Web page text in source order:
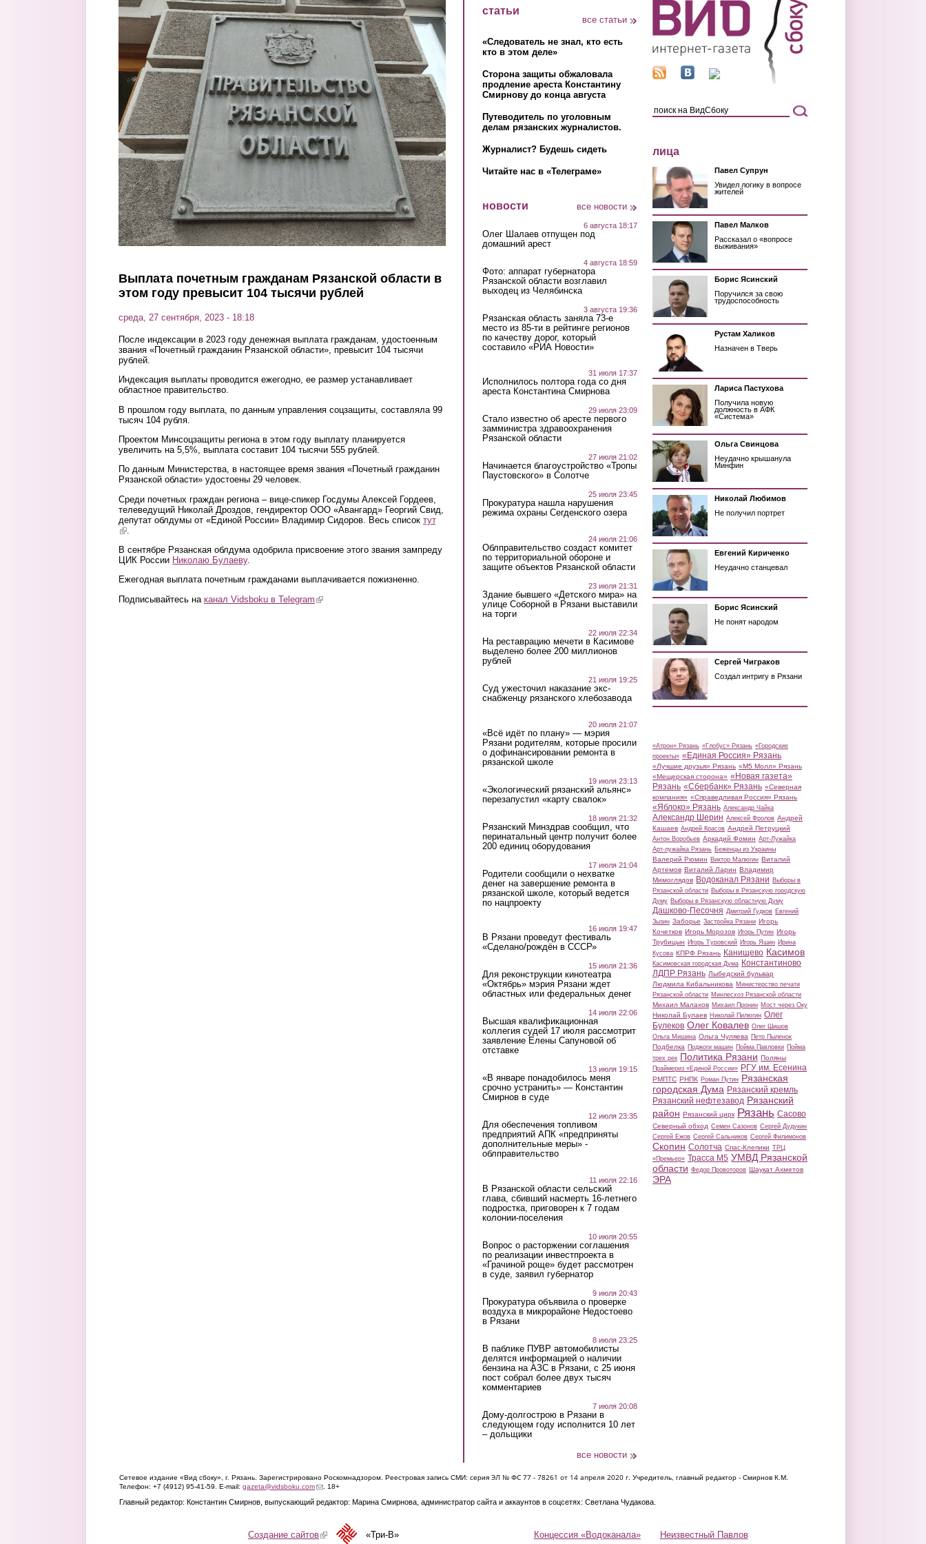
Перейти к основному содержанию
Выплата почетным гражданам Рязанской области в
этом году превысит 104 тысячи рублей
среда, 27 сентября, 2023 - 18:18
После индексации в 2023 году денежная выплата гражданам, удостоенным
звания «Почетный гражданин Рязанской области», превысит 104 тысячи
рублей.
Индексация выплаты проводится ежегодно, ее размер устанавливает
областное правительство.
В прошлом году выплата, по данным управления соцзащиты, составляла 99
тысяч 104 рубля.
Проектом Минсоцзащиты региона в этом году выплату планируется
увеличить на 5,5%, выплата составит 104 тысячи 555 рублей.
По данным Министерства, в настоящее время звания «Почетный гражданин
Рязанской области» удостоены 29 человек.
Среди почетных граждан региона – вице-спикер Госдумы Алексей Гордеев,
телеведущий Николай Дроздов, гендиректор ООО «Авангард» Георгий Свид,
депутат облдумы от «Единой России» Владимир Сидоров. Весь список тут
(link is external)
В сентябре Рязанская облдума одобрила присвоение этого звания зампреду
ЦИК России Николаю Булаеву.
Ежегодная выплата почетным гражданами выплачивается пожизненно.
Подписывайтесь на канал Vidsboku в Telegram (link is external)
статьи
все статьи
«Следователь не знал, кто есть
кто в этом деле»
Сторона защиты обжаловала
продление ареста Константину
Смирнову до конца августа
Путеводитель по уголовным
делам рязанских журналистов.
Журналист? Будешь сидеть
Читайте нас в «Телеграме»
новости все новости
6 августа 18:17
Олег Шалаев отпущен под
домашний арест
4 августа 18:59
Фото: аппарат губернатора
Рязанской области возглавил
выходец из Челябинска
3 августа 19:36
Рязанская область заняла 73-е
место из 85-ти в рейтинге регионов
по качеству дорог, который
составило «РИА Новости»
31 июля 17:37
Исполнилось полтора года со дня
ареста Константина Смирнова
29 июля 23:09
Стало известно об аресте первого
замминистра здравоохранения
Рязанской области
27 июля 21:02
Начинается благоустройство «Тропы
Паустовского» в Солотче
25 июля 23:45
Прокуратура нашла нарушения
режима охраны Сегденского озера
24 июля 21:06
Облправительство создаст комитет
по территориальной обороне и
защите объектов Рязанской области
23 июля 21:31
Здание бывшего «Детского мира» на
улице Соборной в Рязани выставили
на торги
22 июля 22:34
На реставрацию мечети в Касимове
выделено более 200 миллионов
рублей
21 июля 19:25
Суд ужесточил наказание экс-
снабженцу рязанского хлебозавода
20 июля 21:07
«Всё идёт по плану» — мэрия
Рязани родителям, которые просили
о дофинансировании ремонта в
рязанской школе
19 июля 23:13
«Экологический рязанский альянс»
перезапустил «карту свалок»
18 июля 21:32
Рязанский Минздрав сообщил, что
перинатальный центр получит более
200 единиц оборудования
17 июля 21:04
Родители сообщили о нехватке
денег на завершение ремонта в
рязанской школе, который ведется
по нацпроекту
16 июля 19:47
В Рязани проведут фестиваль
«Сделано/рождён в СССР»
15 июля 21:36
Для реконструкции кинотеатра
«Октябрь» мэрия Рязани ждет
областных или федеральных денег
14 июля 22:06
Высшая квалификационная
коллегия судей 17 июля рассмотрит
заявление Елены Сапуновой об
отставке
13 июля 19:15
«В январе понадобилось меня
срочно устранить» — Константин
Смирнов в суде
12 июля 23:35
Для обеспечения топливом
предприятий АПК «предприняты
дополнительные меры» -
облправительство
11 июля 22:16
В Рязанской области сельский
глава, сбивший насмерть 16-летнего
подростка, приговорен к 7 годам
колонии-поселения
10 июля 20:55
Вопрос о расторжении соглашения
по реализации инвестпроекта в
«Грачиной роще» будет рассмотрен
в суде, заявил губернатор
9 июля 20:43
Прокуратура объявила о проверке
воздуха в микрорайоне Недостоево
в Рязани
8 июля 23:25
В паблике ПУВР автомобилисты
делятся информацией о наличии
бензина на АЗС в Рязани, с 25 июня
пост собрал более двух тысяч
комментариев
7 июля 20:08
Дому-долгострою в Рязани в
следующем году исполнится 10 лет
– дольщики
все новости
лица
Павел Супрун
Увидел логику в вопросе
жителей
Павел Малков
Рассказал о «вопросе
выживания»
Борис Ясинский
Поручился за свою
трудоспособность
Рустам Халиков
Назначен в Тверь
Лариса Пастухова
Получила новую
должность в АФК
«Система»
Ольга Свинцова
Неудачно крышанула
Минфин
Николай Любимов
Не получил портрет
Евгений Кириченко
Неудачно станцевал
Борис Ясинский
Не понят народом
Сергей Чиграков
Создал интригу в Рязани
«Атрон» Рязань «Глобус» Рязань «Городские
проекты» «Единая Россия» Рязань
«Лучшие друзья» Рязань «М5 Молл» Рязань
«Мещерская сторона» «Новая газета»
Рязань «Сбербанк» Рязань «Северная
компания» «Справедливая Россия» Рязань
«Яблоко» Рязань Александр Чайка
Александр Шерин Алексей Фролов Андрей
Кашаев Андрей Красов Андрей Петруцкий
Антон Воробьев Аркадий Фомин Арт-Лужайка
Арт-лужайка Рязань Беженцы из Украины
Валерий Рюмин Виктор Малюгин Виталий
Артемов Виталий Ларин Владимир
Мимоглядов Водоканал Рязани Выборы в
Рязанской области Выборы в Рязанскую городскую
Думу Выборы в Рязанскую областную Думу
Дашково-Песочня Дмитрий Гудков Евгений
Зызин Заборье Застройка Рязани Игорь
Кочетков Игорь Морозов Игорь Путин Игорь
Трубицын Игорь Туровский Игорь Яшин Ирина
Кусова КПРФ Рязань Канищево Касимов
Касимовская городская Дума Константиново
ЛДПР Рязань Лыбедский бульвар
Людмила Кибальникова Министерство печати
Рязанской области Минлесхоз Рязанской области
Михаил Малахов Михаил Пронин Мост через Оку
Николай Булаев Николай Пилюгин Олег
Булеков Олег Ковалев Олег Шишов
Ольга Мишина Ольга Чуляева Петр Пыленок
Подбелка Поджоги машин Пойма Павловки Пойма
трех рек Политика Рязани Поляны
Праймериз «Единой России» РГУ им. Есенина
РМПТС РНПК Роман Путин Рязанская
городская Дума Рязанский кремль
Рязанский нефтезавод Рязанский
район Рязанский цирк Рязань Сасово
Северный обход Семен Сазонов Сергей Дудукин
Сергей Ежов Сергей Сальников Сергей Филимонов
Скопин Солотча Спас-Клепики ТРЦ
«Премьер» Трасса М5 УМВД Рязанской
области Федор Провоторов Шаукат Ахметов
ЭРА
Сетевое издание «Вид сбоку», г. Рязань. Зарегистрировано Роскомнадзором. Реестровая запись СМИ: серия ЭЛ № ФС 77 - 78261 от 14 апреля 2020 г. Учредитель, главный редактор - Смирнов К.М.
Телефон: +7 (4912) 95-41-59. E-mail: gazeta@vidsboku.com(link sends e-mail)
. 18+
Главный редактор: Константин Смирнов, выпускающий редактор: Марина Смирнова, администратор сайта и аккаунтов в соцсетях: Светлана Чудакова.
Концессия «Водоканала» Неизвестный Павлов
Создание сайтов(link is external)«Три-В»